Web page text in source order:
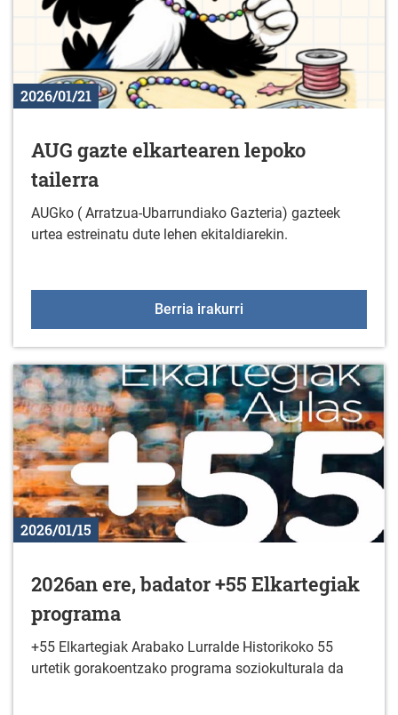
2026/01/21
AUG gazte elkartearen lepoko
tailerra
AUGko ( Arratzua-Ubarrundiako Gazteria) gazteek
urtea estreinatu dute lehen ekitaldiarekin.
Berria irakurri
2026/01/15
2026an ere, badator +55 Elkartegiak
programa
+55 Elkartegiak Arabako Lurralde Historikoko 55
urtetik gorakoentzako programa soziokulturala da